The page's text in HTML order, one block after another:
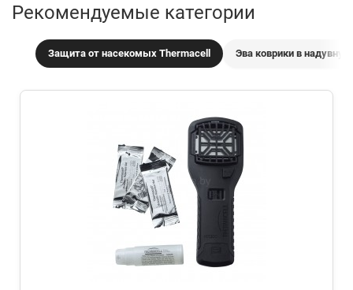
Рекомендуемые категории
Защита от насекомых Thermacell Эва коврики в